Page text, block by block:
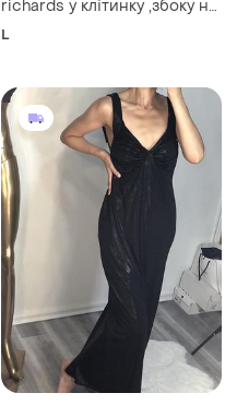
richards у клітинку ,збоку на
гудзиках заміри:пог-48(52)
L